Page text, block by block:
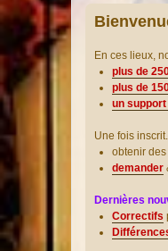
En ces lieux,
plus de
plus de
un
Une fois
obtenir
demander
Dernières
Correctifs